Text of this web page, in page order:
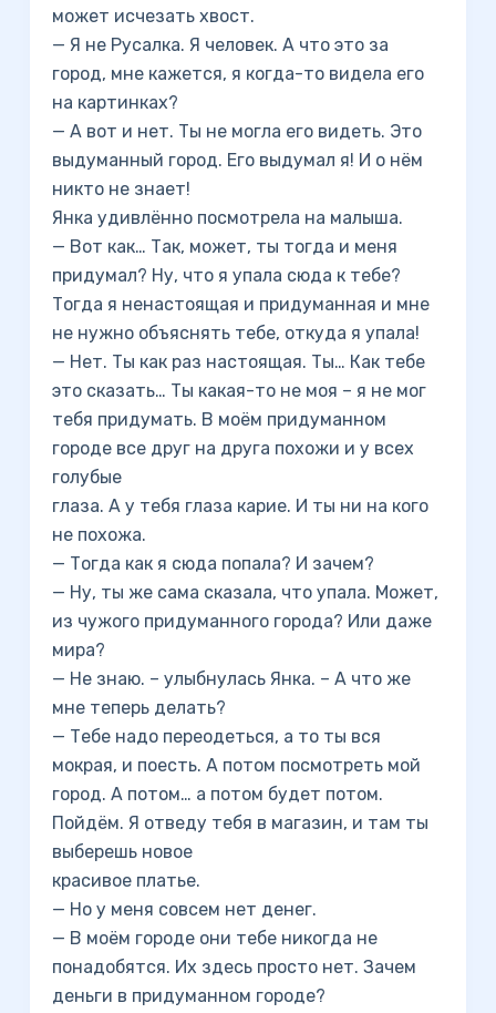
может исчезать хвост.
— Я не Русалка. Я человек. А что это за
город, мне кажется, я когда-то видела его
на картинках?
— А вот и нет. Ты не могла его видеть. Это
выдуманный город. Его выдумал я! И о нём
никто не знает!
Янка удивлённо посмотрела на малыша.
— Вот как… Так, может, ты тогда и меня
придумал? Ну, что я упала сюда к тебе?
Тогда я ненастоящая и придуманная и мне
не нужно объяснять тебе, откуда я упала!
— Нет. Ты как раз настоящая. Ты… Как тебе
это сказать… Ты какая-то не моя – я не мог
тебя придумать. В моём придуманном
городе все друг на друга похожи и у всех
голубые
глаза. А у тебя глаза карие. И ты ни на кого
не похожа.
— Тогда как я сюда попала? И зачем?
— Ну, ты же сама сказала, что упала. Может,
из чужого придуманного города? Или даже
мира?
— Не знаю. – улыбнулась Янка. – А что же
мне теперь делать?
— Тебе надо переодеться, а то ты вся
мокрая, и поесть. А потом посмотреть мой
город. А потом… а потом будет потом.
Пойдём. Я отведу тебя в магазин, и там ты
выберешь новое
красивое платье.
— Но у меня совсем нет денег.
— В моём городе они тебе никогда не
понадобятся. Их здесь просто нет. Зачем
деньги в придуманном городе?